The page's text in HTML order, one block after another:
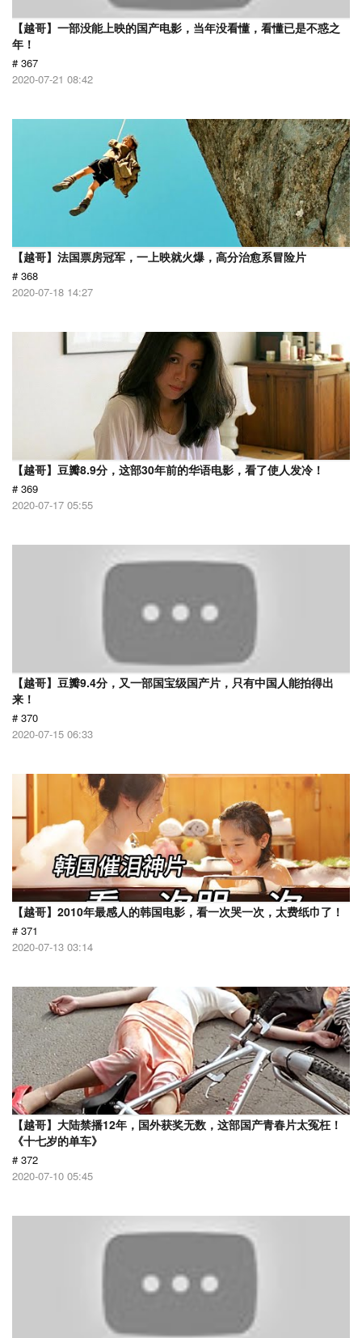
【越哥】一部没能上映的国产电影，当年没看懂，看懂已是不惑之
年！
# 367
2020-07-21 08:42
【越哥】法国票房冠军，一上映就火爆，高分治愈系冒险片
# 368
2020-07-18 14:27
【越哥】豆瓣8.9分，这部30年前的华语电影，看了使人发冷！
# 369
2020-07-17 05:55
【越哥】豆瓣9.4分，又一部国宝级国产片，只有中国人能拍得出
来！
# 370
2020-07-15 06:33
【越哥】2010年最感人的韩国电影，看一次哭一次，太费纸巾了！
# 371
2020-07-13 03:14
【越哥】大陆禁播12年，国外获奖无数，这部国产青春片太冤枉！
《十七岁的单车》
# 372
2020-07-10 05:45